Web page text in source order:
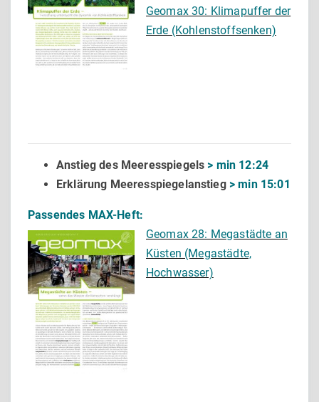
Geomax 30: Klimapuffer der
Erde (Kohlenstoffsenken)
Anstieg des Meeresspiegels > min 12:24
Erklärung Meeresspiegelanstieg > min 15:01
Passendes MAX-Heft:
Geomax 28: Megastädte an
Küsten (Megastädte,
Hochwasser)